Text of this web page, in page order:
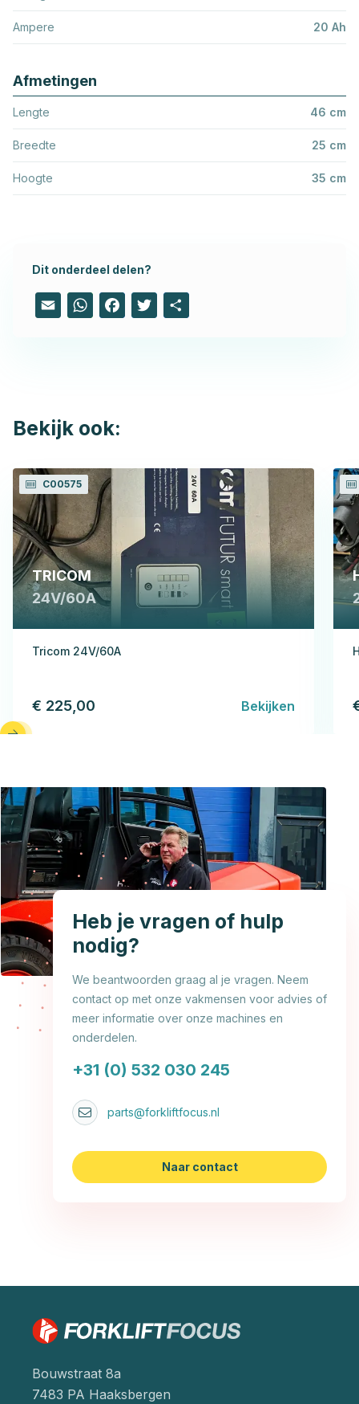
Ampere 20 Ah
Afmetingen
Lengte 46 cm
Breedte 25 cm
Hoogte 35 cm
Dit onderdeel delen?
Email WhatsAppFacebook
Twitter
Bekijk ook:
C00575
TRICOM
24V/60A
Tricom 24V/60A
€ 225,00 Bekijken
Heb je vragen of hulp
nodig?
We beantwoorden graag al je vragen. Neem
contact op met onze vakmensen voor advies of
meer informatie over onze machines en
onderdelen.
+31 (0) 532 030 245
parts@forkliftfocus.nl
Naar contact
Bouwstraat 8a
7483 PA Haaksbergen